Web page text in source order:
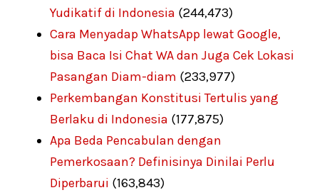
Yudikatif di Indonesia (244,473)
Cara Menyadap WhatsApp lewat Google,
bisa Baca Isi Chat WA dan Juga Cek Lokasi
Pasangan Diam-diam (233,977)
Perkembangan Konstitusi Tertulis yang
Berlaku di Indonesia (177,875)
Apa Beda Pencabulan dengan
Pemerkosaan? Definisinya Dinilai Perlu
Diperbarui (163,843)